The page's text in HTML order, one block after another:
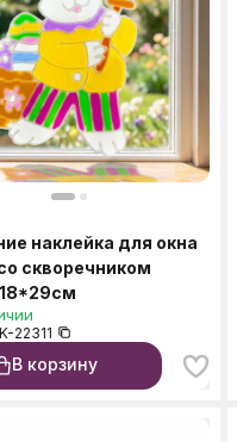
наклейка для окна
скворечником
22311
В корзину